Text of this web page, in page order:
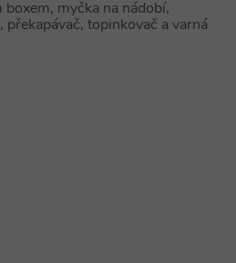
boxem, myčka na nádobí,
topinkovač a varná